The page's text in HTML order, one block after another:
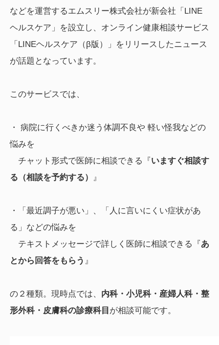
などを運営するエムスリー株式会社が新会社「LINE
ヘルスケア」を設立し、オンライン健康相談サービス
「LINEヘルスケア（β版）」をリリースしたニュース
が話題となっています。
このサービスでは、
・ 病院に行くべきか迷う体調不良や 軽い怪我などの
悩みを
チャット形式で医師に相談できる『 いますぐ相談す
る（相談を予約する）
』
・「最近調子が悪い」、「人に言いにくい症状があ
る」などの悩みを
テキストメッセージで詳しく医師に相談できる『 あ
とから回答をもらう 』
の２種類。現時点では、 内科・小児科・産婦人科・整
形外科・皮膚科の診療科目 が相談可能です。